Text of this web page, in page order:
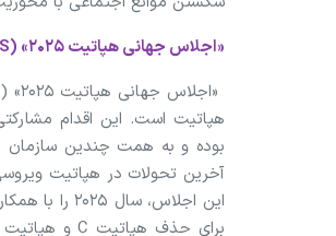
«اجلاس جهانی هپاتیت ۲۰۲۵» (GHS)
بوده و به همت چندین سازمان
آخرین تحولات در هپاتیت